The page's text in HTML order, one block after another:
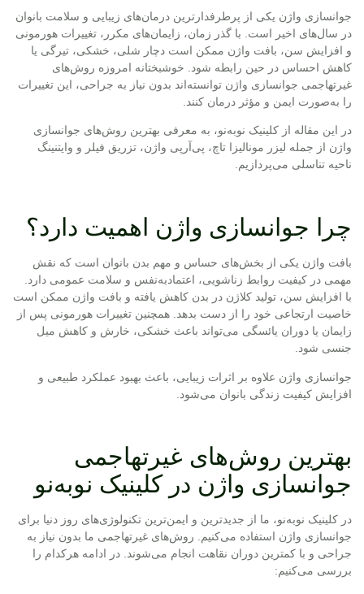
جوانسازی واژن یکی از پرطرفدارترین درمان‌های زیبایی و سلامت بانوان
در سال‌های اخیر است. با گذر زمان، زایمان‌های مکرر، تغییرات هورمونی
و افزایش سن، بافت واژن ممکن است دچار شلی، خشکی، تیرگی یا
کاهش احساس در حین رابطه شود. خوشبختانه امروزه روش‌های
غیرتهاجمی جوانسازی واژن توانسته‌اند بدون نیاز به جراحی، این تغییرات
را به‌صورت ایمن و مؤثر درمان کنند.
در این مقاله از کلینیک نوبه‌نو، به معرفی بهترین روش‌های جوانسازی
واژن از جمله لیزر مونالیزا تاچ، پی‌آرپی واژن، تزریق فیلر و وایتنینگ
ناحیه تناسلی می‌پردازیم.
چرا جوانسازی واژن اهمیت دارد؟
بافت واژن یکی از بخش‌های حساس و مهم بدن بانوان است که نقش
مهمی در کیفیت روابط زناشویی، اعتمادبه‌نفس و سلامت عمومی دارد.
با افزایش سن، تولید کلاژن در بدن کاهش یافته و بافت واژن ممکن است
خاصیت ارتجاعی خود را از دست بدهد. همچنین تغییرات هورمونی پس از
زایمان یا دوران یائسگی می‌تواند باعث خشکی، خارش و کاهش میل
جنسی شود.
جوانسازی واژن علاوه بر اثرات زیبایی، باعث بهبود عملکرد طبیعی و
افزایش کیفیت زندگی بانوان می‌شود.
بهترین روش‌های غیرتهاجمی
جوانسازی واژن در کلینیک نوبه‌نو
در کلینیک نوبه‌نو، ما از جدیدترین و ایمن‌ترین تکنولوژی‌های روز دنیا برای
جوانسازی واژن استفاده می‌کنیم. روش‌های غیرتهاجمی ما بدون نیاز به
جراحی و با کمترین دوران نقاهت انجام می‌شوند. در ادامه هرکدام را
بررسی می‌کنیم: